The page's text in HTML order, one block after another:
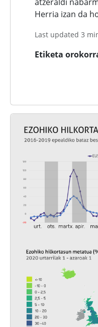
Herria izan da
Last updated 3
Etiketa